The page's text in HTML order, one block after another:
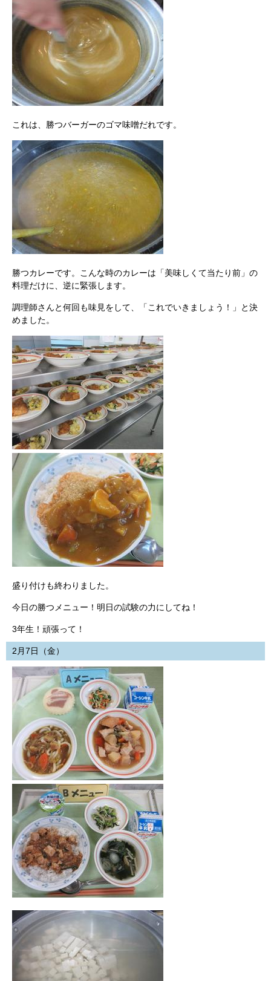
これは、勝つバーガーのゴマ味噌だれです。
勝つカレーです。こんな時のカレーは「美味しくて当たり前」の
料理だけに、逆に緊張します。
調理師さんと何回も味見をして、「これでいきましょう！」と決
めました。
盛り付けも終わりました。
今日の勝つメニュー！明日の試験の力にしてね！
3年生！頑張って！
2月7日（金）